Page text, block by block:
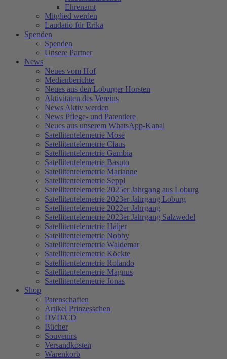
Ehrenamt
Mitglied werden
Laudatio für Erika
Spenden
Spenden
Unsere Partner
News
Neues vom Hof
Medienberichte
Neues aus den Loburger Horsten
Aktivitäten des Vereins
News Aktiv werden
News Pflege- und Patentiere
Neues aus unserem WhatsApp-Kanal
Satellitentelemetrie Mose
Satellitentelemetrie Claus
Satellitentelemetrie Gambia
Satellitentelemetrie Basuto
Satellitentelemetrie Marianne
Satellitentelemetrie Seppl
Satellitentelemetrie 2025er Jahrgang aus Loburg
Satellitentelemetrie 2023er Jahrgang Loburg
Satellitentelemetrie 2022er Jahrgang
Satellitentelemetrie 2023er Jahrgang Salzwedel
Satellitentelemetrie Håljer
Satellitentelemetrie Nobby
Satellitentelemetrie Waldemar
Satellitentelemetrie Köckte
Satellitentelemetrie Rolando
Satellitentelemetrie Magnus
Satellitentelemetrie Jonas
Shop
Patenschaften
Artikel Prinzesschen
DVD/CD
Bücher
Souvenirs
Versandkosten
Warenkorb